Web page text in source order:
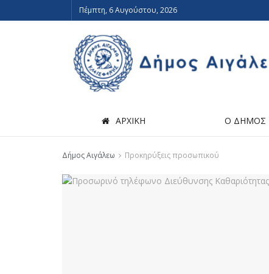
Πέμπτη, 6 Αυγούστου, 2026
ΑΡΧΙΚΗ Ο ΔΗΜΟΣ
Δήμος Αιγάλεω Προκηρύξεις προσωπικού